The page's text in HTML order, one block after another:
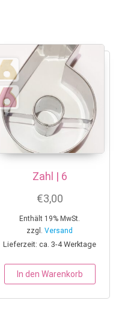
Zahl | 6
€3,00
Enthält 19% MwSt.
zzgl.Versand
Lieferzeit: ca. 3-4 Werktage
In den Warenkorb